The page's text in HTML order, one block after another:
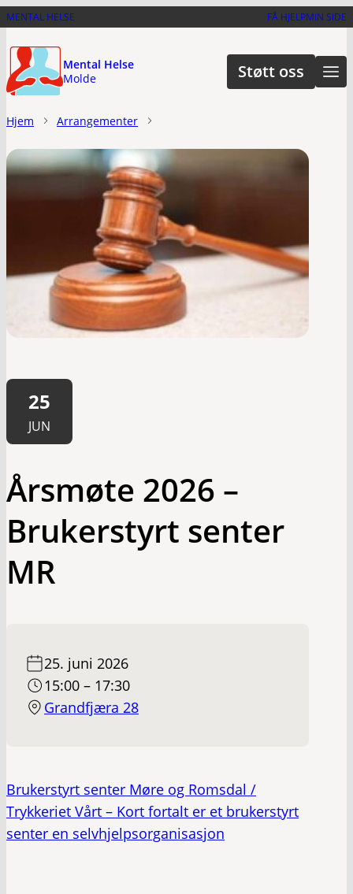
Hopp
hovedinnhold
MENTAL HELSE FÅ HJELPMIN SIDE
Mental Helse
Molde
Støtt oss
Hjem Arrangementer
25
JUN
Årsmøte 2026 –
Brukerstyrt senter
MR
25. juni 2026
15:00 – 17:30
Grandfjæra 28
Brukerstyrt senter Møre og Romsdal /
Trykkeriet Vårt – Kort fortalt er et brukerstyrt
senter en selvhjelpsorganisasjon